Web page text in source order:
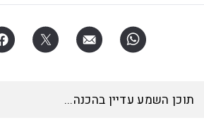
תוכן השמע עדיין בהכנה...